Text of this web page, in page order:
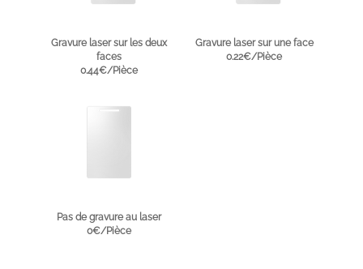
Gravure laser sur les deux
faces
0.44€/Pièce
Gravure laser sur une face
0.22€/Pièce
Pas de gravure au laser
0€/Pièce